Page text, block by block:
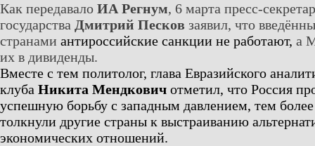
Как передавало ИА Регнум, 6 марта пресс-
государства Дмитрий Песков заявил, что
странами антироссийские санкции не работают, а
их в дивиденды.
Вместе с тем политолог, глава Евразийского
клуба Никита Мендкович отметил, что Россия
успешную борьбу с западным давлением, тем
толкнули другие страны к выстраиванию
экономических отношений.